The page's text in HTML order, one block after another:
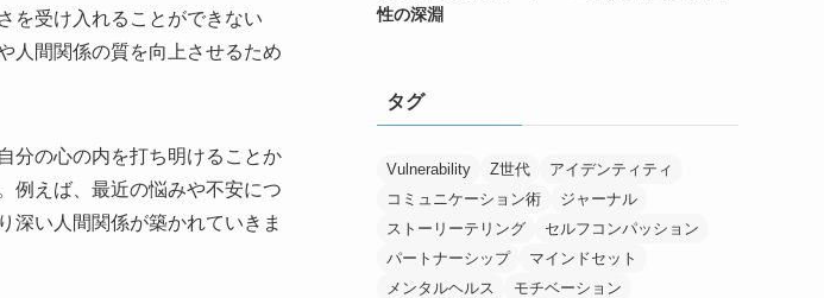
を受け入れることができない
人間関係の質を向上させるため
分の心の内を打ち明けることか
例えば、最近の悩みや不安につ
深い人間関係が築かれていきま
性の深淵
タグ
Vulnerability Z世代
アイデンティティ
コミュニケーション術
ジャーナル
ストーリーテリング
セルフコンパッション
パートナーシップ
マインドセット
メンタルヘルス
モチベーション